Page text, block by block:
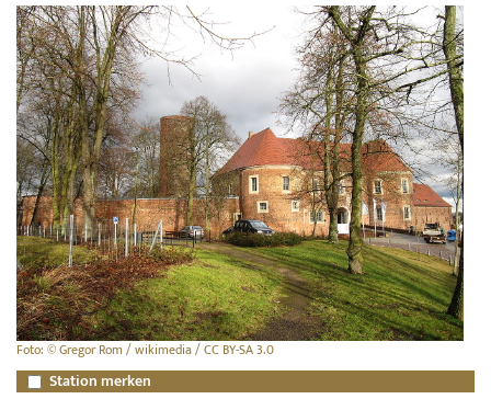
Foto: © Gregor Rom / wikimedia / CC BY-SA 3.0
Station merken